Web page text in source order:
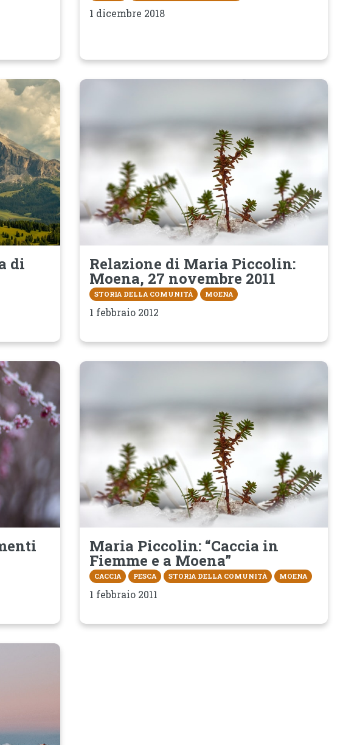
1 dicembre 2018
di Relazione di Maria Piccolin:
Moena, 27 novembre 2011
STORIA DELLA COMUNITÀ MOENA
1 febbraio 2012
Maria Piccolin: “Caccia in
Fiemme e a Moena”
CACCIA PESCA STORIA DELLA COMUNITÀ MOENA
1 febbraio 2011